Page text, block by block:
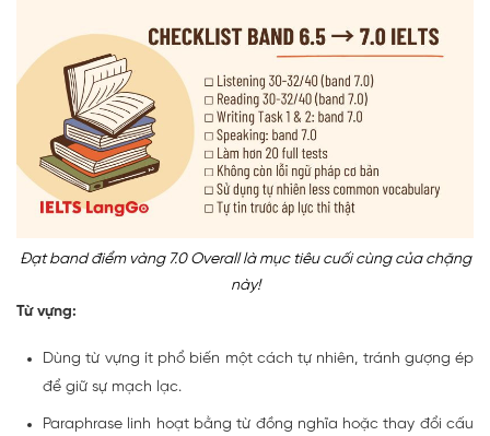
Đạt band điểm vàng 7.0 Overall là mục tiêu cuối cùng của chặng
này!
Từ vựng:
Dùng từ vựng ít phổ biến một cách tự nhiên, tránh gượng ép
để giữ sự mạch lạc.
Paraphrase linh hoạt bằng từ đồng nghĩa hoặc thay đổi cấu